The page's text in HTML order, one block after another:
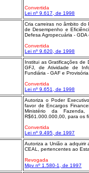
Convertida
Lei nº 9.617, de 1998
Cria carreiras no âmbito do
de Desempenho e
Defesa Agropecuária -
Convertida
Lei nº 9.620, de 1998
Institui as Gratificações de
GFJ, de Atividade de
Fundiária - GAF e
Convertida
Lei nº 9.651, de 1998
Autoriza o Poder
favor de Encargos
Ministério da
R$61.000.000,00, para os
Convertida
Lei nº 9.495, de 1997
Autoriza a União a adquirir
CEAL, pertencentes ao
Revogada
Mpv nº 1.580-1, de 1997